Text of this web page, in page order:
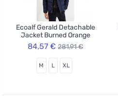
Ecoalf Gerald Detachable
Jacket Burned Orange
84,57 € 281,91 €
M L XL